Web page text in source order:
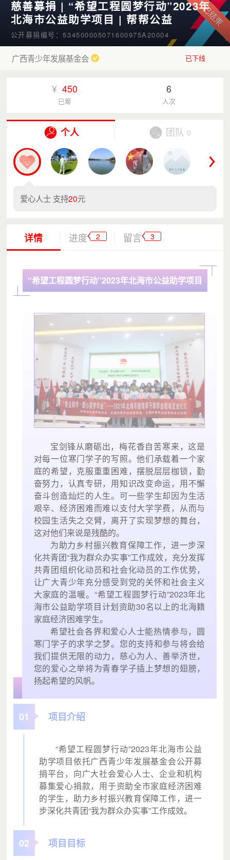
慈善募捐 | “希望工程圆梦行动”2023年
北海市公益助学项目 | 帮帮公益
公开募捐编号：534500005071600975A20004
广西青少年发展基金会 已下线
¥ 450
已筹
6
人次
个人 团队 0
爱心人士 支持20元
详情 进度 2 留言 3
“希望工程圆梦行动”2023年北海市公益助学项目
宝剑锋从磨砺出，梅花香自苦寒来，这是
对每一位寒门学子的写照。他们承载着一个家
庭的希望，克服重重困难，摆脱层层枷锁，勤
奋努力，认真专研，用知识改变命运，用不懈
奋斗创造灿烂的人生。可一些学生却因为生活
艰辛、经济困难而难以支付大学学费，从而与
校园生活失之交臂，离开了实现梦想的舞台，
这对他们来说是残酷的。
为助力乡村振兴教育保障工作，进一步深
化共青团“我为群众办实事”工作成效，充分发挥
共青团组织化动员和社会化动员的工作优势，
让广大青少年充分感受到党的关怀和社会主义
大家庭的温暖。“希望工程圆梦行动”2023年北
海市公益助学项目计划资助30名以上的北海籍
家庭经济困难学生。
希望社会各界和爱心人士能热情参与，圆
寒门学子的求学之梦。您的支持和参与将会给
我们提供无限的动力，慈心为人、善举济世，
您的爱心之举将为青春学子插上梦想的翅膀，
扬起希望的风帆。
01 项目介绍
“希望工程圆梦行动”2023年北海市公益
助学项目依托广西青少年发展基金会公开募
捐平台，向广大社会爱心人士、企业和机构
募集爱心捐款，用于资助全市家庭经济困难
的学生，助力乡村振兴教育保障工作，进一
步深化共青团“我为群众办实事”工作成效。
02 项目目标